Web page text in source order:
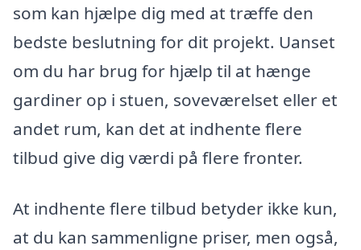
som kan hjælpe dig med at træffe den
bedste beslutning for dit projekt. Uanset
om du har brug for hjælp til at hænge
gardiner op i stuen, soveværelset eller et
andet rum, kan det at indhente flere
tilbud give dig værdi på flere fronter.
At indhente flere tilbud betyder ikke kun,
at du kan sammenligne priser, men også,